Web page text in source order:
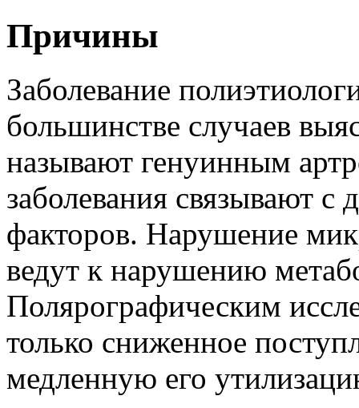
Причины
Заболевание
большинстве случаев
называют генуинным
заболевания связывают с
факторов. Нарушение
ведут к нарушению
Полярографическим
только сниженное
медленную его